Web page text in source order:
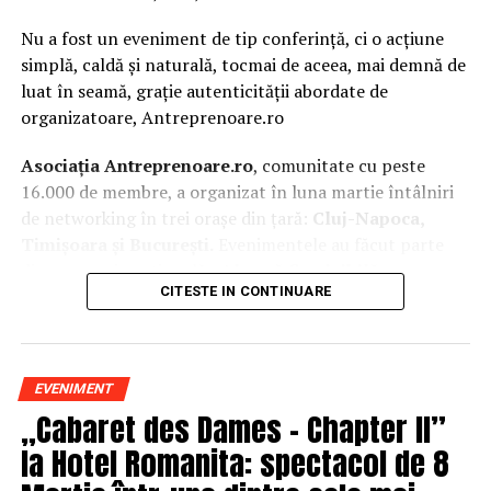
Nu a fost un eveniment de tip conferință, ci o acțiune
simplă, caldă și naturală, tocmai de aceea, mai demnă de
luat în seamă, grație autenticității abordate de
organizatoare, Antreprenoare.ro
Asociația Antreprenoare.ro, comunitate cu peste
16.000 de membre, a organizat în luna martie întâlniri
de networking în trei orașe din țară:
Cluj-Napoca,
campania națională„Aleg să fiu vizibilă„, o
inițiativă care combină sesiuni de fotografie de brand
prezentă, cu numele tău și cu afacerea ta, în spațiul
public.
La Cluj-Napoca, sesiunile foto au fost susținute de doi
fotografi profesioniști:Valentina Mihalache
(lightsun.ro) șiDeni Sîrb(DA Studio). Valentina a venit
CITESTE IN CONTINUARE
EVENIMENT
„Cabaret des Dames – Chapter II”
la Hotel Romanita: spectacol de 8